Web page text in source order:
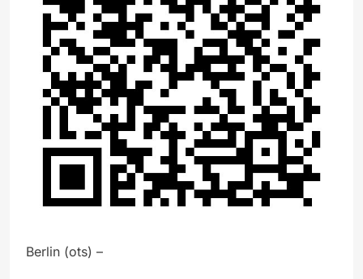
Berlin (ots) –